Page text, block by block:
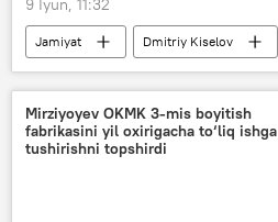
9 Iyun, 11:32
Jamiyat
Dmitriy Kiselov
"Rossiya Segodnya"
Rossiya
Mirziyoyev OKMK 3-mis boyitish
fabrikasini yil oxirigacha to‘liq ishga
tushirishni topshirdi